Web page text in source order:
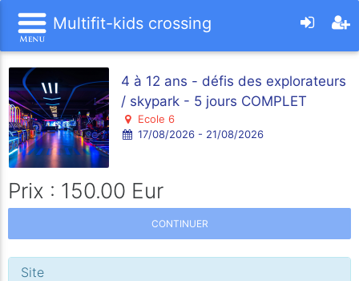
Multifit-kids crossing
4 à 12 ans - défis des explorateurs
/ skypark - 5 jours COMPLET
Ecole 6
17/08/2026 - 21/08/2026
Prix : 150.00 Eur
CONTINUER
Site